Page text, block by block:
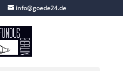
info@goede24.de